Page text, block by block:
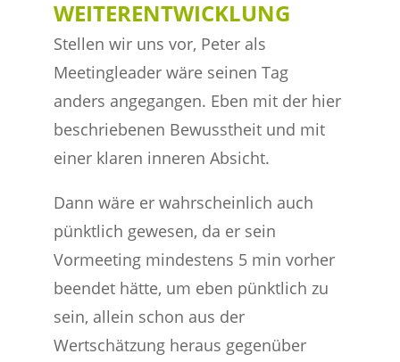
WEITERENTWICKLUNG
Stellen wir uns vor, Peter als
Meetingleader wäre seinen Tag
anders angegangen. Eben mit der hier
beschriebenen Bewusstheit und mit
einer klaren inneren Absicht.
Dann wäre er wahrscheinlich auch
pünktlich gewesen, da er sein
Vormeeting mindestens 5 min vorher
beendet hätte, um eben pünktlich zu
sein, allein schon aus der
Wertschätzung heraus gegenüber